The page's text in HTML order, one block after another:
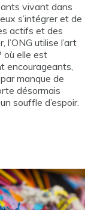
vivant dans
s’intégrer et de
actifs et des
utilise l’art
où elle est
encourageants,
manque de
désormais
souffle d’espoir.